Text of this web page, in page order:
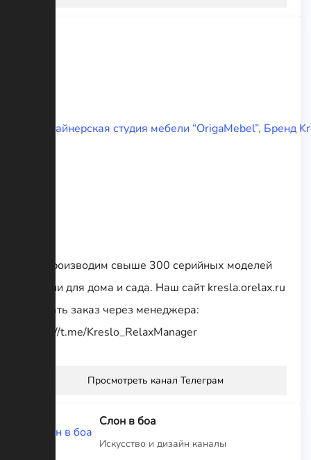
Мы производим свыше 300 серийных моделей
мебели для дома и сада. Наш сайт kresla.orelax.ru
Сделать заказ через менеджера:
https://t.me/Kreslo_RelaxManager
Просмотреть канал Телеграм
Слон в боа
Искусство и дизайн каналы